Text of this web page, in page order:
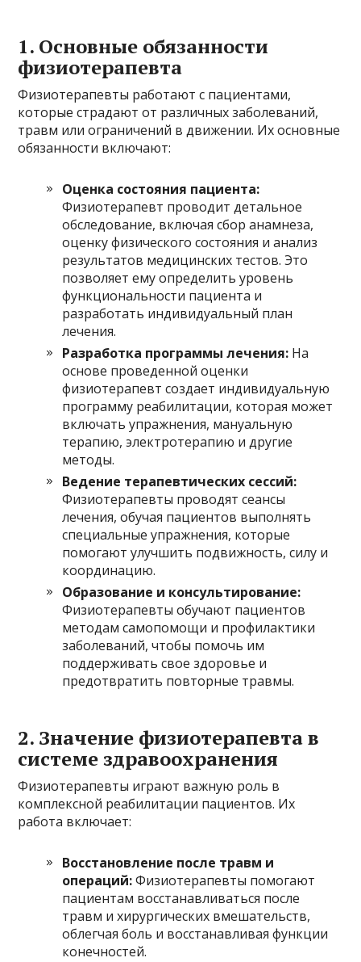
1. Основные обязанности
физиотерапевта
Физиотерапевты работают с пациентами,
которые страдают от различных заболеваний,
травм или ограничений в движении. Их основные
обязанности включают:
Оценка состояния пациента:
Физиотерапевт проводит детальное
обследование, включая сбор анамнеза,
оценку физического состояния и анализ
результатов медицинских тестов. Это
позволяет ему определить уровень
функциональности пациента и
разработать индивидуальный план
лечения.
Разработка программы лечения: На
основе проведенной оценки
физиотерапевт создает индивидуальную
программу реабилитации, которая может
включать упражнения, мануальную
терапию, электротерапию и другие
методы.
Ведение терапевтических сессий:
Физиотерапевты проводят сеансы
лечения, обучая пациентов выполнять
специальные упражнения, которые
помогают улучшить подвижность, силу и
координацию.
Образование и консультирование:
Физиотерапевты обучают пациентов
методам самопомощи и профилактики
заболеваний, чтобы помочь им
поддерживать свое здоровье и
предотвратить повторные травмы.
2. Значение физиотерапевта в
системе здравоохранения
Физиотерапевты играют важную роль в
комплексной реабилитации пациентов. Их
работа включает:
Восстановление после травм и
операций:Физиотерапевты помогают
пациентам восстанавливаться после
травм и хирургических вмешательств,
облегчая боль и восстанавливая функции
конечностей.